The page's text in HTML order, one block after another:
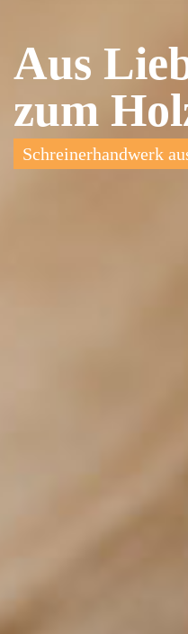
Aus
zum
Schreinerhandwerk